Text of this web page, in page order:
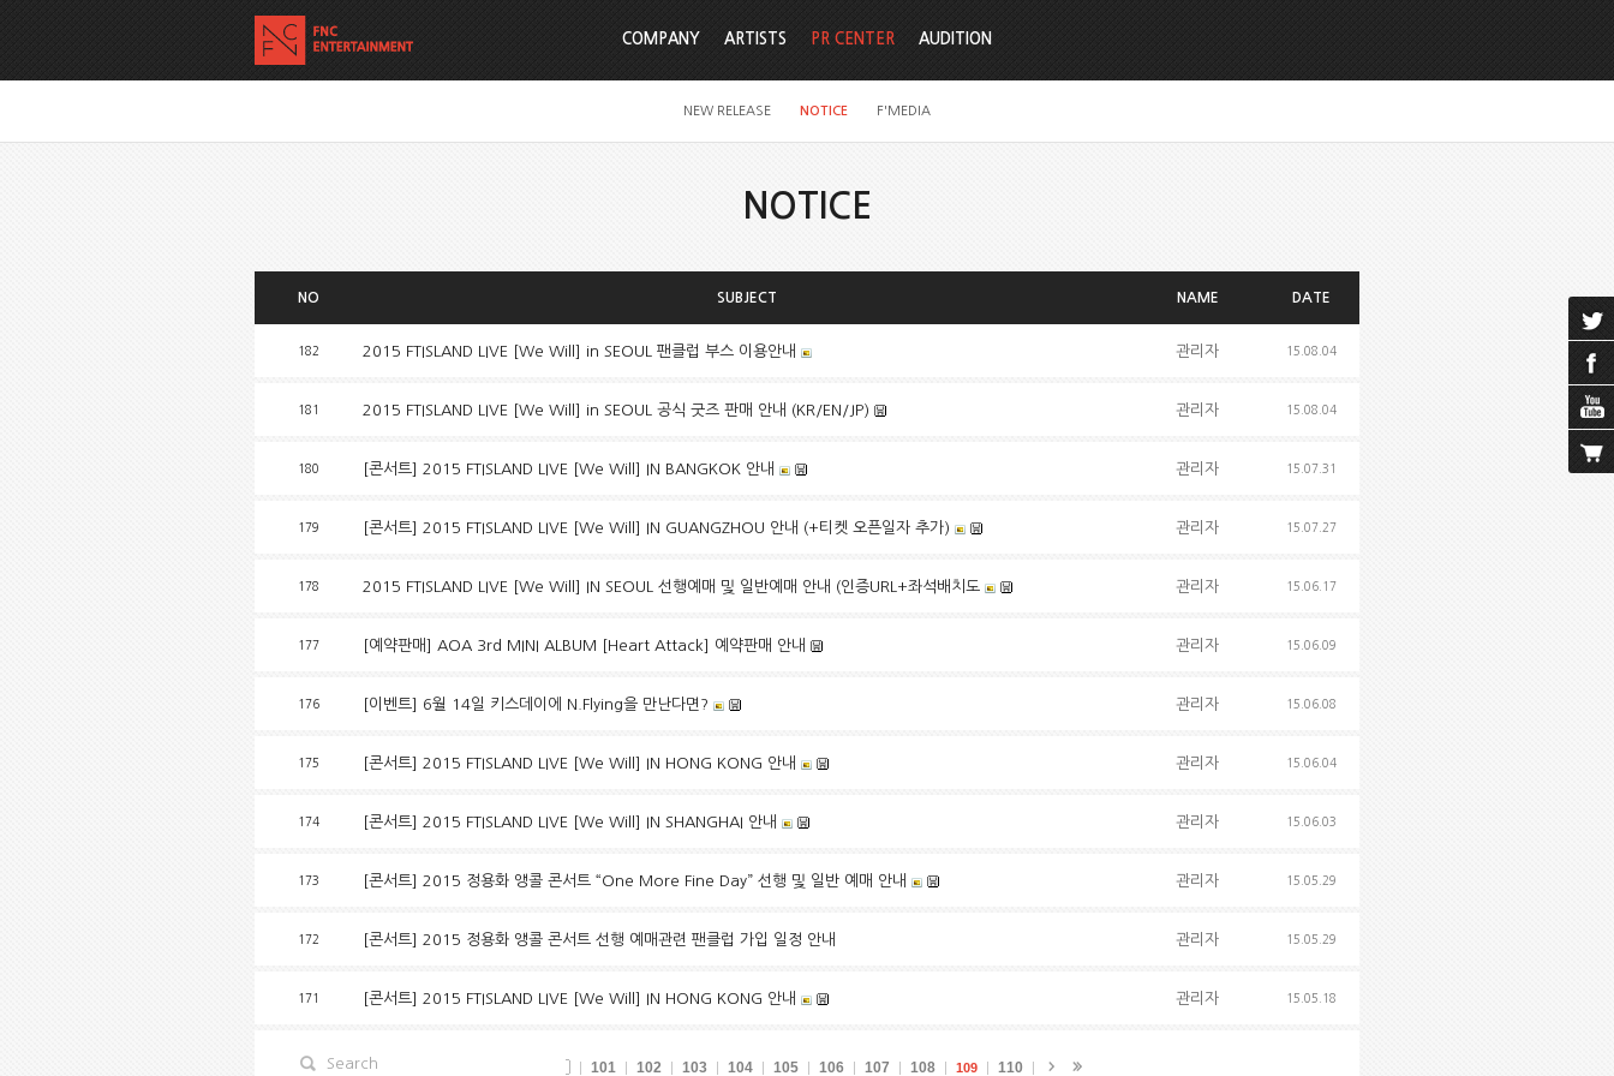
COMPANY ARTISTS PR CENTER
NEW RELEASE NOTICE F'MEDIA
AUDITION
NOTICE
NO SUBJECT NAME DATE
182 2015 FTISLAND LIVE [We Will] in SEOUL 팬클럽 부스 이용안내 관리자 15.08.04
181 2015 FTISLAND LIVE [We Will] in SEOUL 공식 굿즈 판매 안내 (KR/EN/JP) 관리자 15.08.04
180 [콘서트] 2015 FTISLAND LIVE [We Will] IN BANGKOK 안내 관리자 15.07.31
179 [콘서트] 2015 FTISLAND LIVE [We Will] IN GUANGZHOU 안내 (+티켓 오픈일자 추가) 관리자 15.07.27
178 2015 FTISLAND LIVE [We Will] IN SEOUL 선행예매 및 일반예매 안내 (인증URL+좌석배치도 관리자 15.06.17
177 [예약판매] AOA 3rd MINI ALBUM [Heart Attack] 예약판매 안내 관리자 15.06.09
176 [이벤트] 6월 14일 키스데이에 N.Flying을 만난다면? 관리자 15.06.08
175 [콘서트] 2015 FTISLAND LIVE [We Will] IN HONG KONG 안내 관리자 15.06.04
174 [콘서트] 2015 FTISLAND LIVE [We Will] IN SHANGHAI 안내 관리자 15.06.03
173 [콘서트] 2015 정용화 앵콜 콘서트 “One More Fine Day” 선행 및 일반 예매 안내 관리자 15.05.29
172 [콘서트] 2015 정용화 앵콜 콘서트 선행 예매관련 팬클럽 가입 일정 안내 관리자 15.05.29
171 [콘서트] 2015 FTISLAND LIVE [We Will] IN HONG KONG 안내 관리자 15.05.18
101 102 103 104 105 106 107 108 109 110
Search